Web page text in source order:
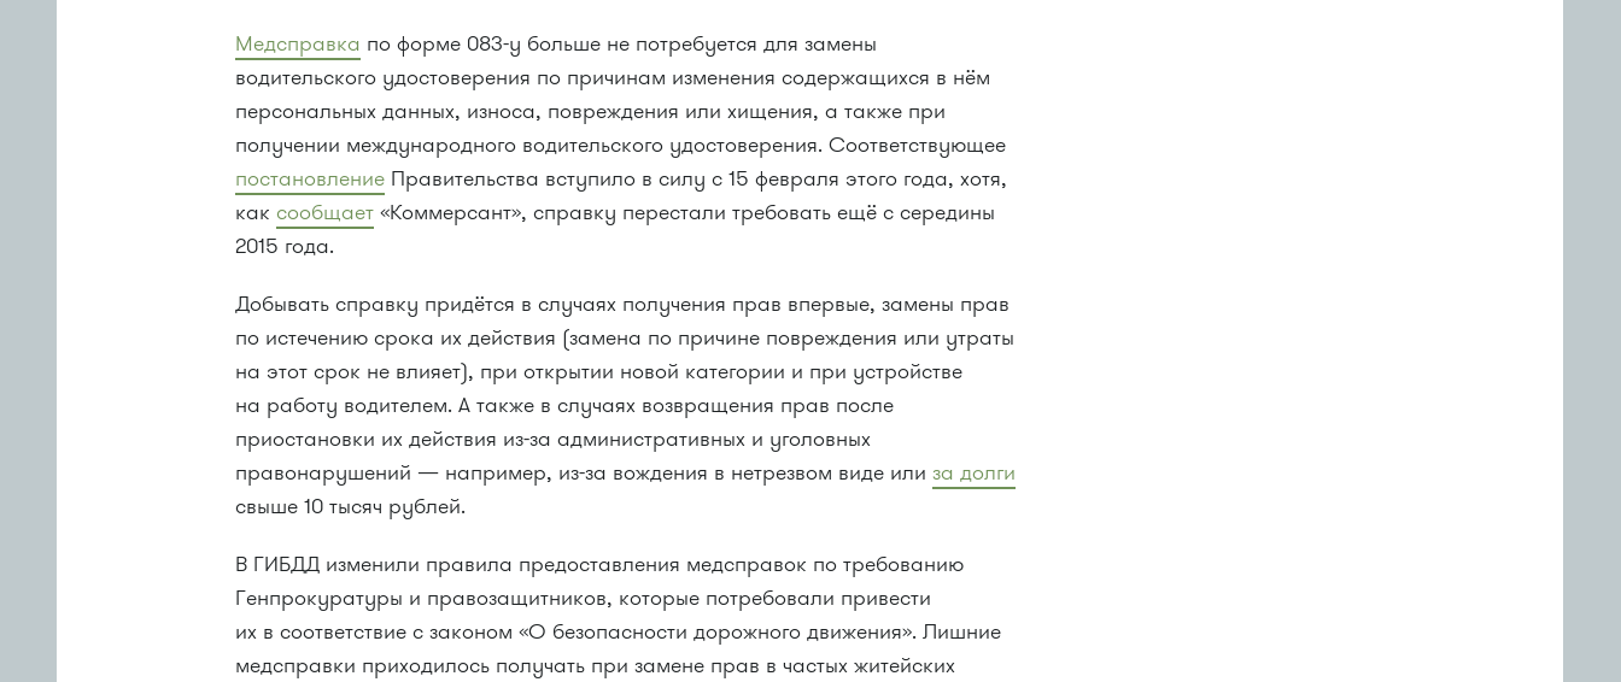
Медсправка по форме 083-у больше не потребуется для замены
водительского удостоверения по причинам изменения содержащихся в нём
персональных данных, износа, повреждения или хищения, а также при
получении международного водительского удостоверения. Соответствующее
постановление Правительства вступило в силу с 15 февраля этого года, хотя,
как сообщает «Коммерсант», справку перестали требовать ещё с середины
2015 года.
Добывать справку придётся в случаях получения прав впервые, замены прав
по истечению срока их действия (замена по причине повреждения или утраты
на этот срок не влияет), при открытии новой категории и при устройстве
на работу водителем. А также в случаях возвращения прав после
приостановки их действия из-за административных и уголовных
правонарушений — например, из-за вождения в нетрезвом виде илиза долги
свыше 10 тысяч рублей.
В ГИБДД изменили правила предоставления медсправок по требованию
Генпрокуратуры и правозащитников, которые потребовали привести
их в соответствие с законом «О безопасности дорожного движения». Лишние
медсправки приходилось получать при замене прав в частых житейских